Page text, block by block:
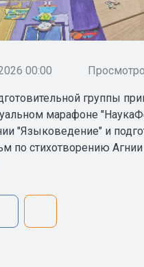
00:00
группы
марафоне
"Языковедение" и
по стихотворению Агнии